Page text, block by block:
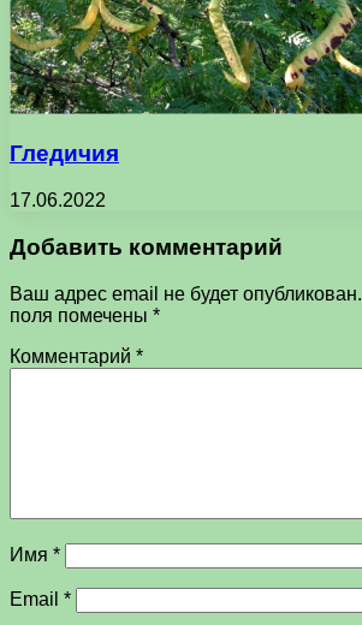
Гледичия
17.06.2022
Добавить комментарий
Ваш адрес email не будет опубликован.
поля помечены *
Комментарий *
Имя *
Email *